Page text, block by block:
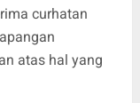
curhatan
atas hal yang